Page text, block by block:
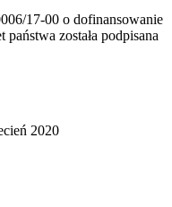
17-00 o dofinansowanie
została podpisana
2020